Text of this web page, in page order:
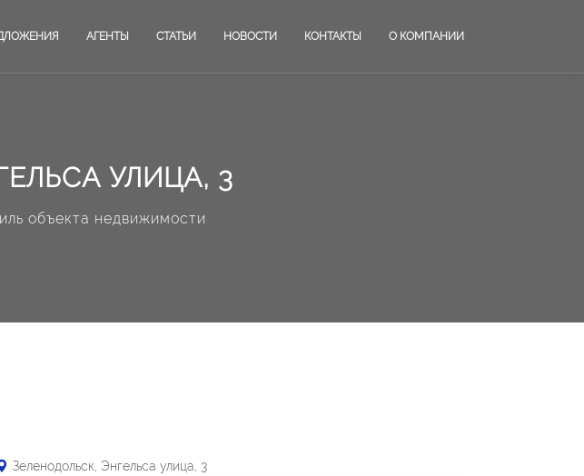
АГЕНТЫ СТАТЬИ НОВОСТИ КОНТАКТЫ О КОМПАНИИ
УЛИЦА, 3
объекта недвижимости
Зеленодольск, Энгельса улица, 3